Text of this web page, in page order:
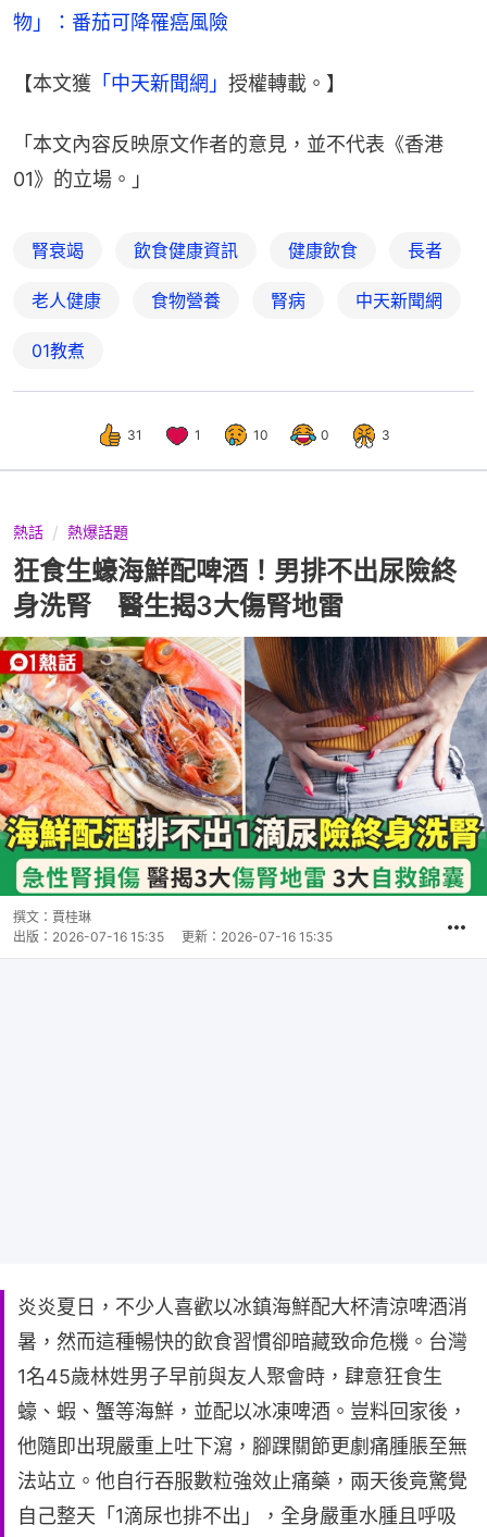
物」：番茄可降罹癌風險
【本文獲 「中天新聞網」 授權轉載。】
「本文內容反映原文作者的意見，並不代表《香港
01》的立場。」
腎衰竭 飲食健康資訊 健康飲食 長者
老人健康 食物營養 腎病 中天新聞網
01教煮
31 1 10 0 3
熱話 熱爆話題
狂食生蠔海鮮配啤酒！男排不出尿險終
身洗腎 醫生揭3大傷腎地雷
撰文： 賈桂琳
出版： 2026-07-16 15:35 更新： 2026-07-16 15:35
炎炎夏日，不少人喜歡以冰鎮海鮮配大杯清涼啤酒消
暑，然而這種暢快的飲食習慣卻暗藏致命危機。台灣
1名45歲林姓男子早前與友人聚會時，肆意狂食生
蠔、蝦、蟹等海鮮，並配以冰凍啤酒。豈料回家後，
他隨即出現嚴重上吐下瀉，腳踝關節更劇痛腫脹至無
法站立。他自行吞服數粒強效止痛藥，兩天後竟驚覺
自己整天「1滴尿也排不出」，全身嚴重水腫且呼吸